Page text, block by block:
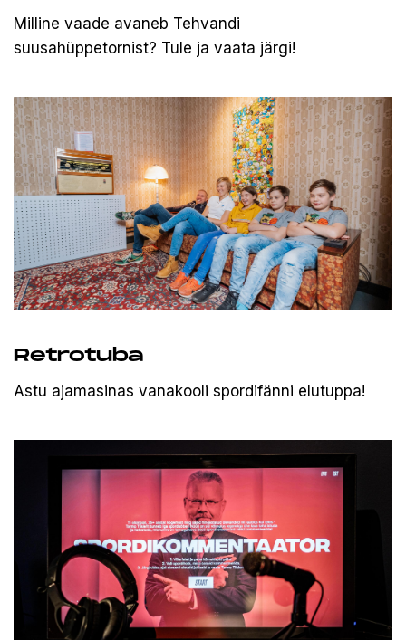
Milline vaade avaneb Tehvandi
suusahüppetornist? Tule ja vaata järgi!
Retrotuba
Astu ajamasinas vanakooli spordifänni elutuppa!